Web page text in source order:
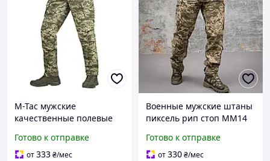
M-Tac мужские
качественные полевые
рип стоп Aggressor Gen.II
MM14
Готово к отправке
от333₴/мес
Военные мужские штаны
пиксель рип стоп ММ14
Готово к отправке
от330₴/мес